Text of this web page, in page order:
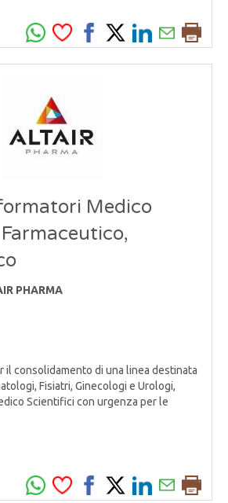
Medico
PHARMA
il consolidamento di una linea destinata
Fisiatri, Ginecologi e Urologi,
Scientifici con urgenza per le